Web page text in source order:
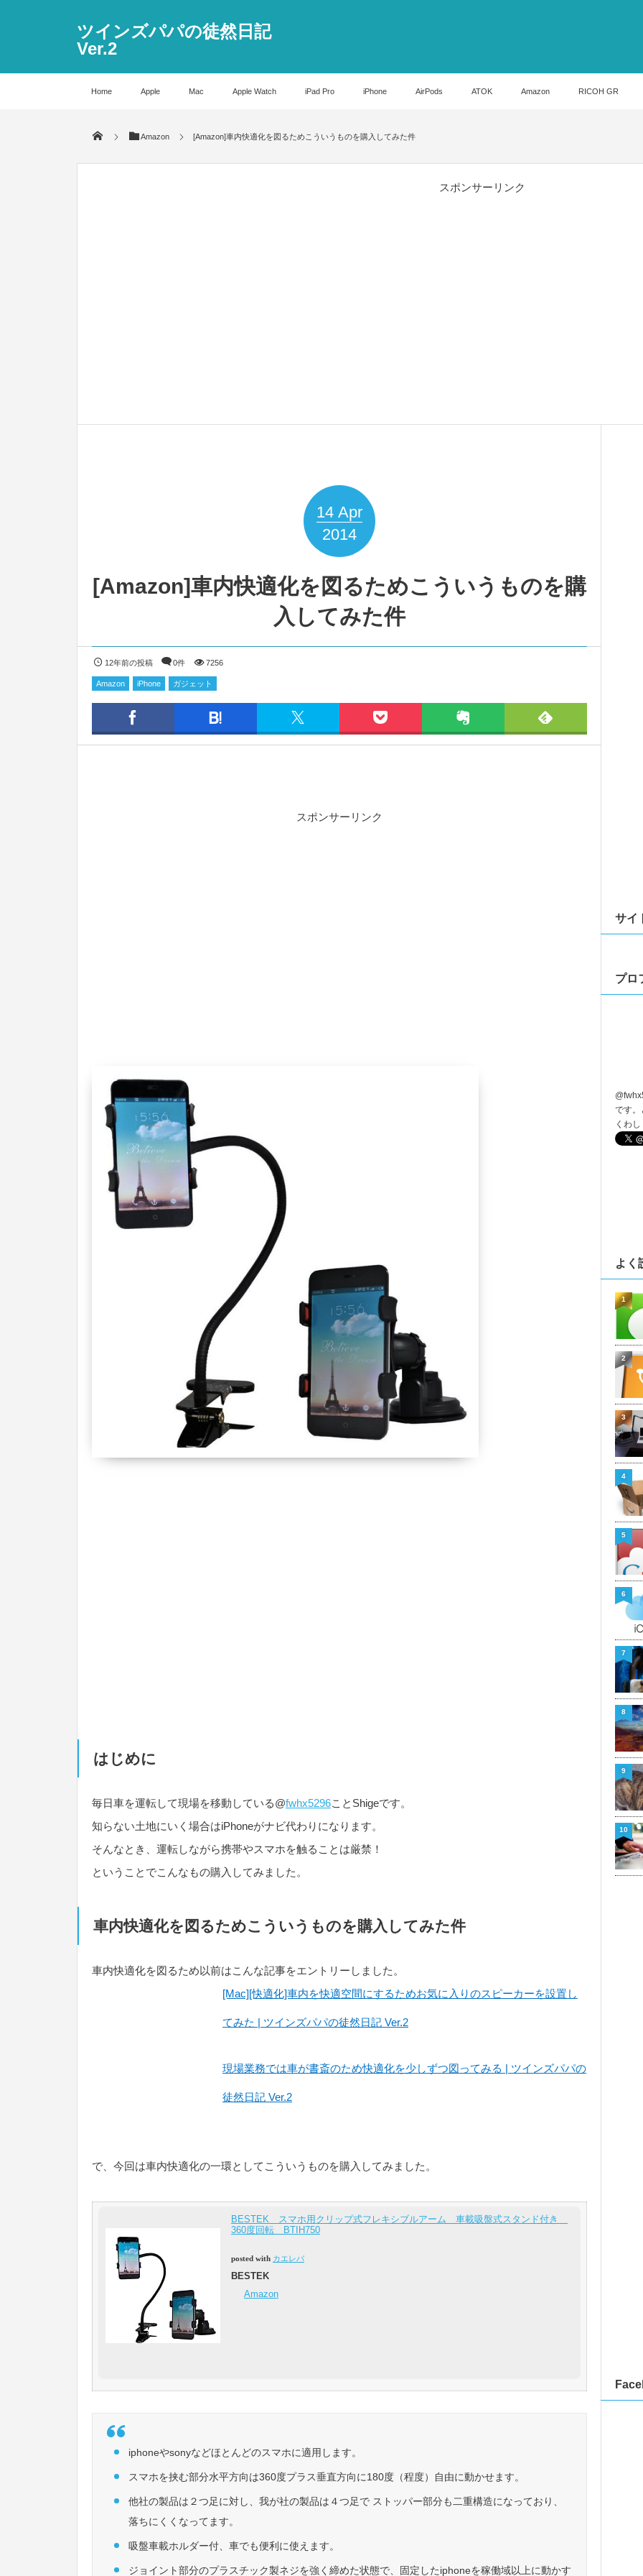
ツインズパパの徒然日記
Ver.2
Home Apple Mac Apple Watch iPad Pro iPhone AirPods ATOK Amazon RICOH GR
Amazon [Amazon]車内快適化を図るためこういうものを購入してみた件
スポンサーリンク
14 Apr
2014
[Amazon]車内快適化を図るためこういうものを購
入してみた件
12年前の投稿 0件 7256
Amazon iPhone ガジェット
スポンサーリンク
はじめに
毎日車を運転して現場を移動している@fwhx5296ことShigeです。
知らない土地にいく場合はiPhoneがナビ代わりになります。
そんなとき、運転しながら携帯やスマホを触ることは厳禁！
ということでこんなもの購入してみました。
車内快適化を図るためこういうものを購入してみた件
車内快適化を図るため以前はこんな記事をエントリーしました。
[Mac][快適化]車内を快適空間にするためお気に入りのスピーカーを設置し
てみた | ツインズパパの徒然日記 Ver.2
現場業務では車が書斎のため快適化を少しずつ図ってみる | ツインズパパの
徒然日記 Ver.2
で、今回は車内快適化の一環としてこういうものを購入してみました。
BESTEK スマホ用クリップ式フレキシブルアーム 車載吸盤式スタンド付き
360度回転 BTIH750
posted with カエレバ
BESTEK
Amazon
iphoneやsonyなどほとんどのスマホに適用します。
スマホを挟む部分水平方向は360度プラス垂直方向に180度（程度）自由に動かせます。
他社の製品は２つ足に対し、我が社の製品は４つ足で ストッパー部分も二重構造になっており、
落ちにくくなってます。
吸盤車載ホルダー付、車でも便利に使えます。
ジョイント部分のプラスチック製ネジを強く締めた状態で、固定したiphoneを稼働域以上に動かす
サイ
プロ
@
です。
くわ
よく
1
2
3
4
5
6
7
8
9
10